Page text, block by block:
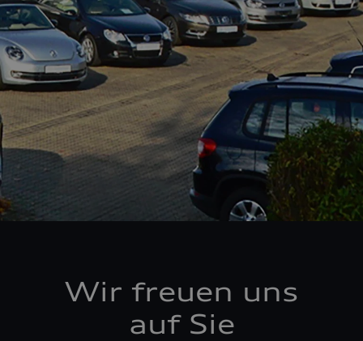
Wir freuen uns
auf Sie